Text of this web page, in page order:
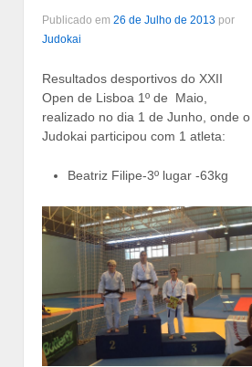
Publicado em 26 de Julho de 2013 por
Judokai
Resultados desportivos do XXII
Open de Lisboa 1º de Maio,
realizado no dia 1 de Junho, onde o
Judokai participou com 1 atleta:
Beatriz Filipe-3º lugar -63kg